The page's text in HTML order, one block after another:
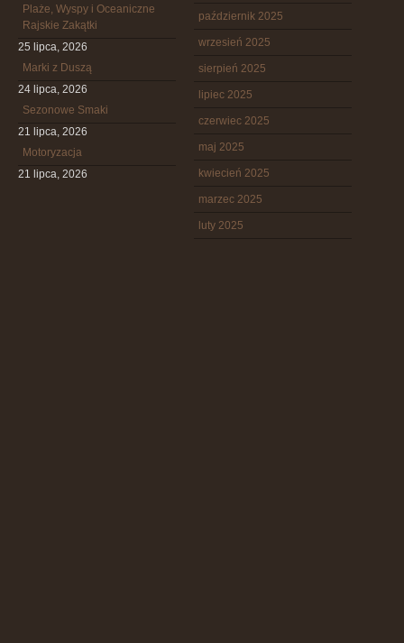
Plaże, Wyspy i Oceaniczne
Rajskie Zakątki
25 lipca, 2026
Marki z Duszą
24 lipca, 2026
Sezonowe Smaki
21 lipca, 2026
Motoryzacja
21 lipca, 2026
październik 2025
wrzesień 2025
sierpień 2025
lipiec 2025
czerwiec 2025
maj 2025
kwiecień 2025
marzec 2025
luty 2025